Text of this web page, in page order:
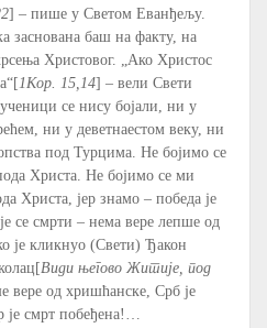
] – пише у Светом Еванђељу.
заснована баш на факту, на
Христовог. „Ако Христос
1Кор. 15,14] – вели Свети
се нису бојали, ни у
ни у деветнаестом веку, ни
под Турцима. Не бојимо се
Христа. Не бојимо се ми
Христа, јер знамо – победа је
се смрти – нема вере лепше од
је кликнуо (Свети) Ђакон
Види његово Житије, под
вере од хришћанске, Срб је
је смрт побеђена!…